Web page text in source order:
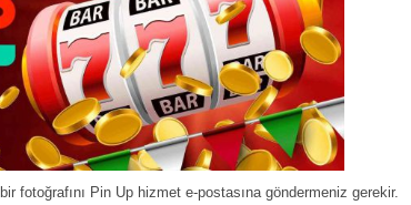
fotoğrafını Pin Up hizmet e-postasına göndermeniz gerekir.